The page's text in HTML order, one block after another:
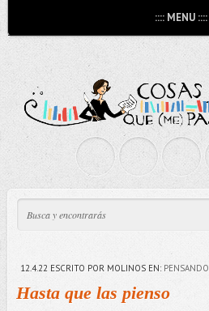
:::: MENU ::::
12.4.22 ESCRITO POR MOLINOS EN: PENSANDO..
Hasta que las pienso